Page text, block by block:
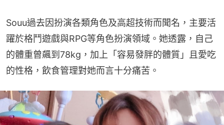
Souu過去因扮演各類角色及高超技術而聞名，主要活
躍於格鬥遊戲與RPG等角色扮演領域。她透露，自己
的體重曾飆到78kg，加上「容易發胖的體質」且愛吃
的性格，飲食管理對她而言十分痛苦。